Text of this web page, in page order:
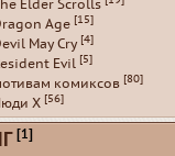
Elder Scrolls
Age [15]
May Cry [4]
Evil [5]
комиксов [80]
Х [56]
[1]